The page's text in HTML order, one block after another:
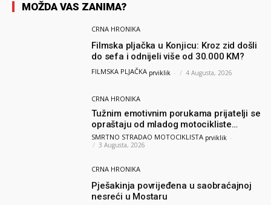
MOŽDA VAS ZANIMA?
CRNA HRONIKA
Filmska pljačka u Konjicu: Kroz zid došli
do sefa i odnijeli više od 30.000 KM?
FILMSKA PLJAČKA prviklik - 4 Augusta, 2026
CRNA HRONIKA
Tužnim emotivnim porukama prijatelji se
opraštaju od mladog motocikliste
Husnije Porča
SMRTNO STRADAO MOTOCIKLISTA prviklik -
3 Augusta, 2026
CRNA HRONIKA
Pješakinja povrijeđena u saobraćajnoj
nesreći u Mostaru